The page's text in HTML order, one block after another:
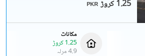
PKR 1.25 کروڑ
مکانات
1.25 کروڑ
4.9 مرلہ